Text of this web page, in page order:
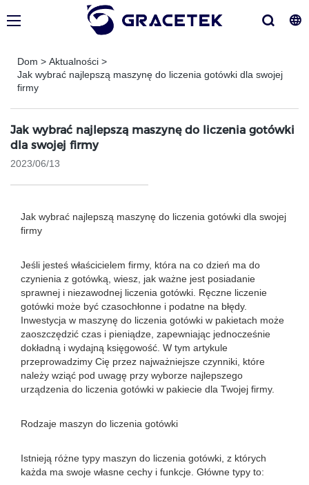
Dom > Aktualności >
Jak wybrać najlepszą maszynę do liczenia gotówki dla swojej
firmy
Jak wybrać najlepszą maszynę do liczenia gotówki
dla swojej firmy
2023/06/13
Jak wybrać najlepszą maszynę do liczenia gotówki dla swojej
firmy
Jeśli jesteś właścicielem firmy, która na co dzień ma do
czynienia z gotówką, wiesz, jak ważne jest posiadanie
sprawnej i niezawodnej liczenia gotówki. Ręczne liczenie
gotówki może być czasochłonne i podatne na błędy.
Inwestycja w maszynę do liczenia gotówki w pakietach może
zaoszczędzić czas i pieniądze, zapewniając jednocześnie
dokładną i wydajną księgowość. W tym artykule
przeprowadzimy Cię przez najważniejsze czynniki, które
należy wziąć pod uwagę przy wyborze najlepszego
urządzenia do liczenia gotówki w pakiecie dla Twojej firmy.
Rodzaje maszyn do liczenia gotówki
Istnieją różne typy maszyn do liczenia gotówki, z których
każda ma swoje własne cechy i funkcje. Główne typy to: